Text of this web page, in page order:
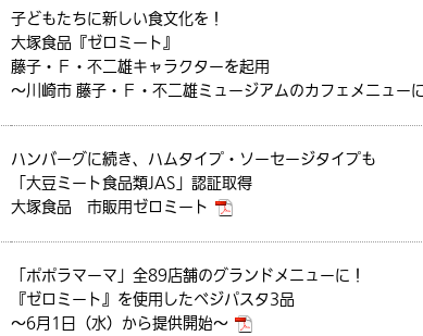
子どもたちに新しい食文化を！
大塚食品『ゼロミート』
藤子・Ｆ・不二雄キャラクターを起用
～川崎市 藤子・Ｆ・不二雄ミュージアムのカフェメニュー
ハンバーグに続き、ハムタイプ・ソーセージタイプも
「大豆ミート食品類JAS」認証取得
大塚食品 市販用ゼロミート
「ポポラマーマ」全89店舗のグランドメニューに！
『ゼロミート』を使用したべジパスタ3品
～6月1日（水）から提供開始～